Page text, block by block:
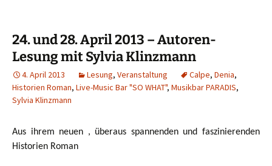
24. und 28. April 2013 – Autoren-
Lesung mit Sylvia Klinzmann
4. April 2013 Lesung, Veranstaltung Calpe, Denia,
Historien Roman, Live-Music Bar "SO WHAT", Musikbar PARADIS,
Sylvia Klinzmann
Aus ihrem neuen , überaus spannenden und faszinierenden
Historien Roman